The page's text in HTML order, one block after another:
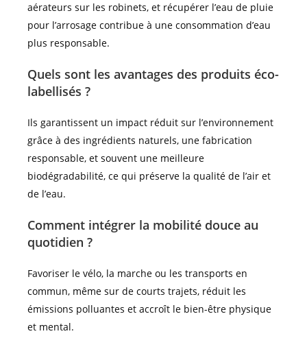
aérateurs sur les robinets, et récupérer l’eau de pluie
pour l’arrosage contribue à une consommation d’eau
plus responsable.
Quels sont les avantages des produits éco-
labellisés ?
Ils garantissent un impact réduit sur l’environnement
grâce à des ingrédients naturels, une fabrication
responsable, et souvent une meilleure
biodégradabilité, ce qui préserve la qualité de l’air et
de l’eau.
Comment intégrer la mobilité douce au
quotidien ?
Favoriser le vélo, la marche ou les transports en
commun, même sur de courts trajets, réduit les
émissions polluantes et accroît le bien-être physique
et mental.